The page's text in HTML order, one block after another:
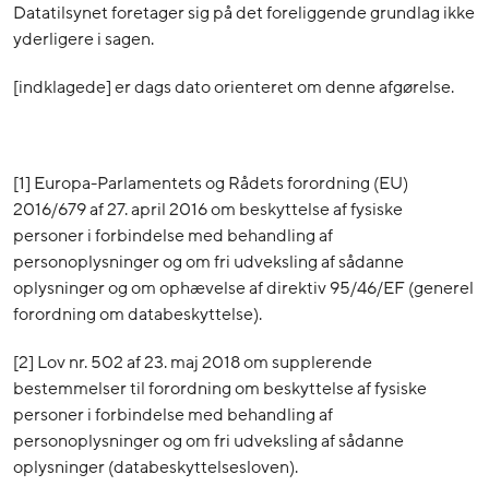
Datatilsynet foretager sig på det foreliggende grundlag ikke
yderligere i sagen.
[indklagede] er dags dato orienteret om denne afgørelse.
[1] Europa-Parlamentets og Rådets forordning (EU)
2016/679 af 27. april 2016 om beskyttelse af fysiske
personer i forbindelse med behandling af
personoplysninger og om fri udveksling af sådanne
oplysninger og om ophævelse af direktiv 95/46/EF (generel
forordning om databeskyttelse).
[2] Lov nr. 502 af 23. maj 2018 om supplerende
bestemmelser til forordning om beskyttelse af fysiske
personer i forbindelse med behandling af
personoplysninger og om fri udveksling af sådanne
oplysninger (databeskyttelsesloven).